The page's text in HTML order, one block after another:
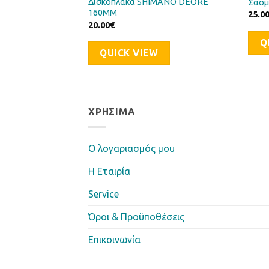
Δισκόπλακα SHIMANO DEORE
160MM
20.00€
QUICK VIEW
ΧΡΉΣΙΜΑ
Ο λογαριασμός μου
Η Eταιρία
Service
Όροι & Προϋποθέσεις
Επικοινωνία